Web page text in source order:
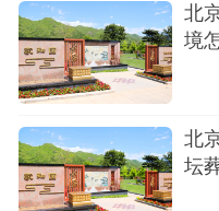
是对未来世代的关爱。
4.花坛葬与卧碑葬
的生机与希望，售价
围。
北
境
北
坛